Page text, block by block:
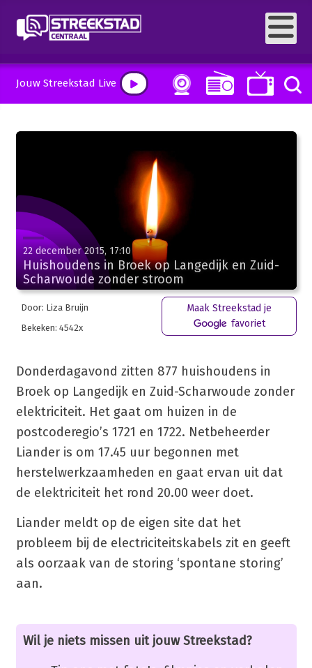
Jouw Streekstad Live
22 december 2015, 17:10
Huishoudens in Broek op Langedijk en Zuid-
Scharwoude zonder stroom
Door: Liza Bruijn
Bekeken: 4542x
Maak Streekstad je
favoriet
Donderdagavond zitten 877 huishoudens in
Broek op Langedijk en Zuid-Scharwoude zonder
elektriciteit. Het gaat om huizen in de
postcoderegio’s 1721 en 1722. Netbeheerder
Liander is om 17.45 uur begonnen met
herstelwerkzaamheden en gaat ervan uit dat
de elektriciteit het rond 20.00 weer doet.
Liander meldt op de eigen site dat het
probleem bij de electriciteitskabels zit en geeft
als oorzaak van de storing ‘spontane storing’
aan.
Wil je niets missen uit jouw Streekstad?